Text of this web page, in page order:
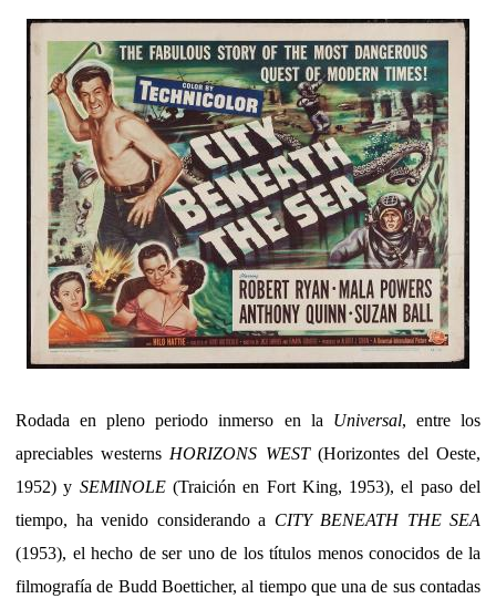
Rodada en pleno periodo inmerso en la Universal, entre los
apreciables westerns HORIZONS WEST(Horizontes del Oeste,
1952) y SEMINOLE(Traición en Fort King, 1953), el paso del
tiempo, ha venido considerando a CITY BENEATH THE SEA
(1953), el hecho de ser uno de los títulos menos conocidos de la
filmografía de Budd Boetticher, al tiempo que una de sus contadas